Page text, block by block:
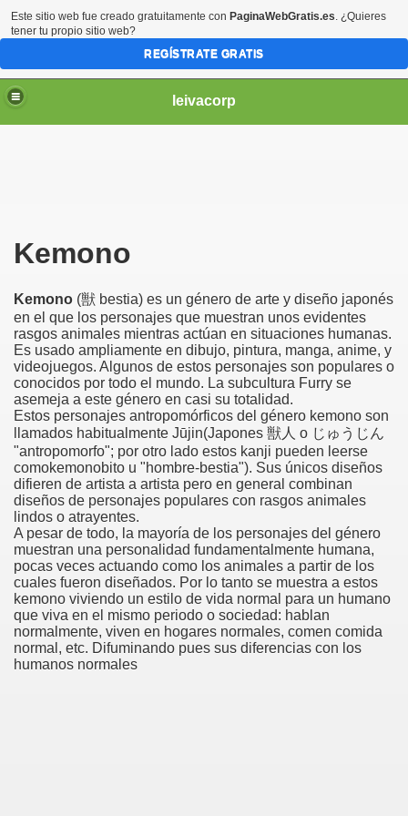
leivacorp
Kemono
Kemono (獣 bestia) es un género de arte y diseño japonés
en el que los personajes que muestran unos evidentes
rasgos animales mientras actúan en situaciones humanas.
Es usado ampliamente en dibujo, pintura, manga, anime, y
videojuegos. Algunos de estos personajes son populares o
conocidos por todo el mundo. La subcultura Furry se
asemeja a este género en casi su totalidad.
Estos personajes antropomórficos del género kemono son
llamados habitualmente Jūjin(Japones 獣人 o じゅうじん
"antropomorfo"; por otro lado estos kanji pueden leerse
comokemonobito u "hombre-bestia"). Sus únicos diseños
difieren de artista a artista pero en general combinan
diseños de personajes populares con rasgos animales
lindos o atrayentes.
A pesar de todo, la mayoría de los personajes del género
muestran una personalidad fundamentalmente humana,
pocas veces actuando como los animales a partir de los
cuales fueron diseñados. Por lo tanto se muestra a estos
kemono viviendo un estilo de vida normal para un humano
que viva en el mismo periodo o sociedad: hablan
normalmente, viven en hogares normales, comen comida
normal, etc. Difuminando pues sus diferencias con los
humanos normales
Este sitio web fue creado gratuitamente con PaginaWebGratis.es. ¿Quieres
tener tu propio sitio web?
REGÍSTRATE GRATIS